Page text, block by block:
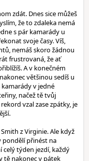
zdát. Dnes sice můžeš
že to zdaleka nemá
s pár kamarády u
svoje časy. Víš,
nemáš skoro žádnou
frustrovaná, že ať
A v konečném
většinou sedíš u
kamarády v jedné
načež tě tvůj
vzal zase zpátky, je
z Virginie. Ale když
pondělí přinést na
celý týden jezdí, každý
tě nakonec v pátek